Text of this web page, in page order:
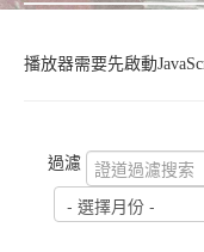
播放器需要先啟動
過濾